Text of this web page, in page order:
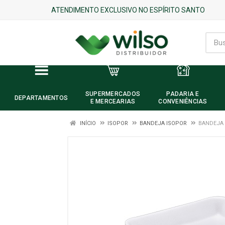
ATENDIMENTO EXCLUSIVO NO ESPÍRITO SANTO
DEPARTAMENTOS
SUPERMERCADOS
E MERCEARIAS
PADARIA E
CONVENIÊNCIAS
INÍCIO ISOPOR BANDEJA ISOPOR